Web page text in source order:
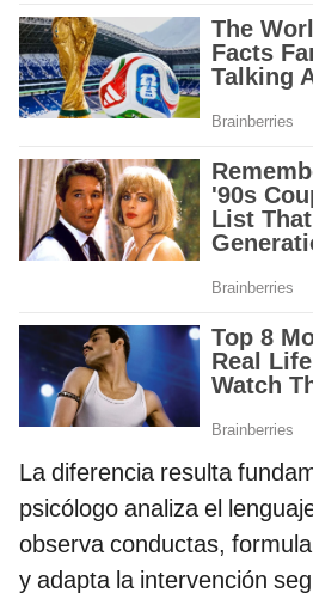
La diferencia resulta
psicólogo analiza el
observa conductas,
y adapta la intervención